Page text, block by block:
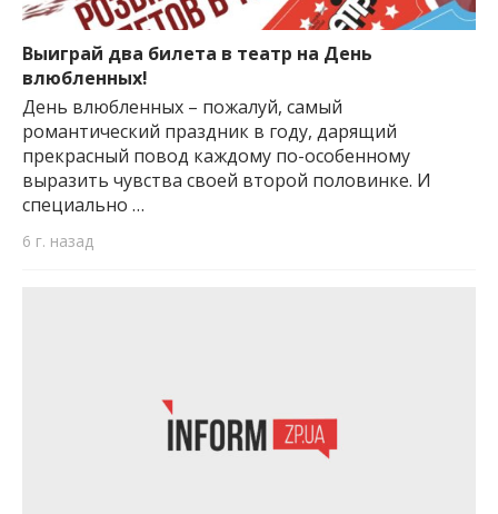
Выиграй два билета в театр на День
влюбленных!
День влюбленных – пожалуй, самый
романтический праздник в году, дарящий
прекрасный повод каждому по-особенному
выразить чувства своей второй половинке. И
специально …
6 г. назад